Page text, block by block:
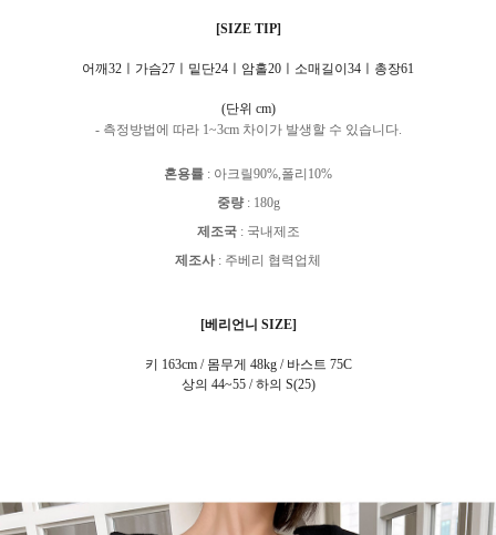
[SIZE TIP]
어깨32ㅣ가슴27ㅣ밑단24ㅣ암홀20ㅣ소매길이34ㅣ총장61
(단위 cm)
- 측정방법에 따라 1~3cm 차이가 발생할 수 있습니다.
혼용률 : 아크릴90%,폴리10%
중량: 180g
제조국: 국내제조
제조사: 주베리 협력업체
[베리언니 SIZE]
키 163cm / 몸무게 48kg / 바스트 75C
상의 44~55 / 하의 S(25)